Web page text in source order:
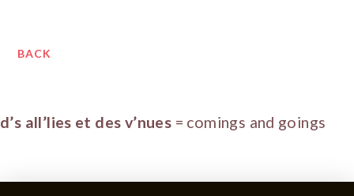
BACK
d’s all’lies et des v’nues = comings and goings